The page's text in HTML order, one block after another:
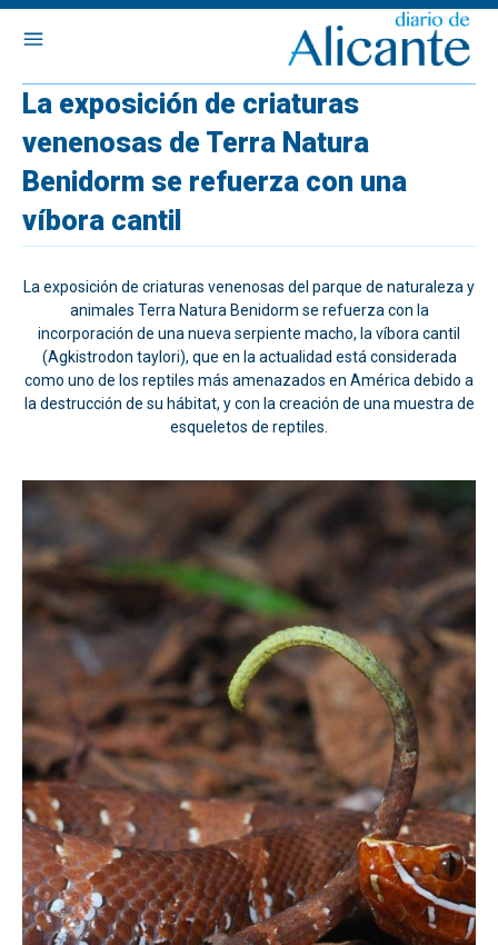
La exposición de criaturas
venenosas de Terra Natura
Benidorm se refuerza con una
víbora cantil
La exposición de criaturas venenosas del parque de naturaleza y
animales Terra Natura Benidorm se refuerza con la
incorporación de una nueva serpiente macho, la víbora cantil
(Agkistrodon taylori), que en la actualidad está considerada
como uno de los reptiles más amenazados en América debido a
la destrucción de su hábitat, y con la creación de una muestra de
esqueletos de reptiles.